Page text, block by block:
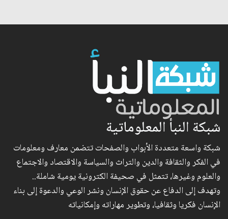
شبكة النبأ المعلوماتية
شبكة واسعة متعددة الأبواب والصفحات تتضمن معارف ومعلومات
في الفكر والثقافة والدين والتراث والسياسة والاقتصاد والاجتماع
والعلوم وغيرها، تتمثل في صحيفة الكترونية يومية شاملة..
وتهدف إلى الدفاع عن حقوق الإنسان ونشر الوعي والدعوة إلى بناء
الإنسان فكريا وثقافيا، وتطوير مهاراته وإمكانياته